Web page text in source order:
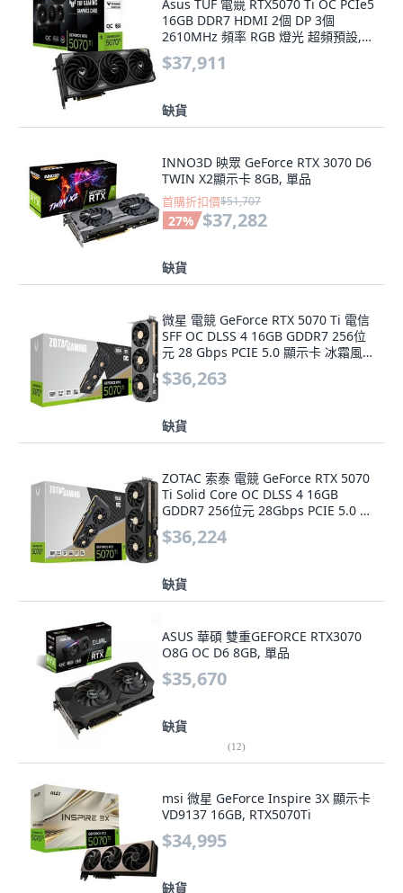
Asus TUF 電競 RTX5070 Ti OC PCIe5
16GB DDR7 HDMI 2個 DP 3個
2610MHz 頻率 RGB 燈光 超頻預設,
TUFRTX5070TI-O16G
$37,911
缺貨
INNO3D 映眾 GeForce RTX 3070 D6
TWIN X2顯示卡 8GB, 單品
首購折扣價$51,707
27% $37,282
缺貨
微星 電競 GeForce RTX 5070 Ti 電信
SFF OC DLSS 4 16GB GDDR7 256位
元 28 Gbps PCIE 5.0 顯示卡 冰霜風暴
2.0 高級散熱, B50710J3-10P
$36,263
缺貨
ZOTAC 索泰 電競 GeForce RTX 5070
Ti Solid Core OC DLSS 4 16GB
GDDR7 256位元 28Gbps PCIE 5.0 顯
示卡 IceStorm 3.0 Advanced,
RTX5070Ti
$36,224
缺貨
ASUS 華碩 雙重GEFORCE RTX3070
O8G OC D6 8GB, 單品
$35,670
缺貨
(12)
msi 微星 GeForce Inspire 3X 顯示卡
VD9137 16GB, RTX5070Ti
$34,995
缺貨